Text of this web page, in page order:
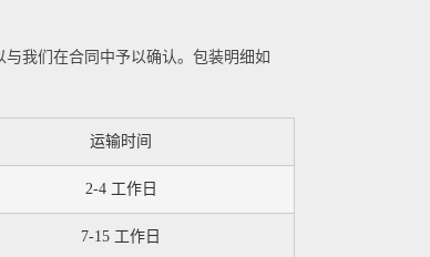
我们在合同中予以确认。包装明细如
运输时间
2-4 工作日
7-15 工作日